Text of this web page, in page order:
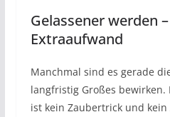
Gelassener werden
Extraaufwand
Manchmal sind es gerade
langfristig Großes bewirken.
ist kein Zaubertrick und